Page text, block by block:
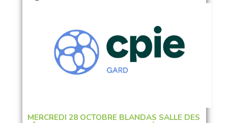
MERCREDI 28 OCTOBRE BLANDAS SALLE DES